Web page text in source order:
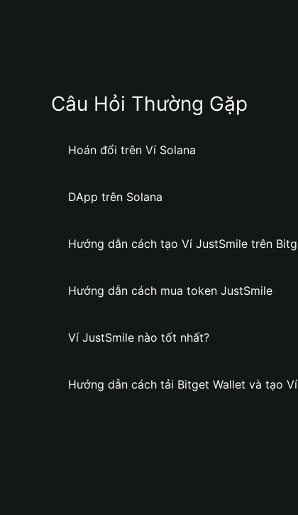
Câu Hỏi Thường Gặp
Hoán đổi trên Ví Solana
DApp trên Solana
Hướng dẫn cách tạo Ví JustSmile trên
Hướng dẫn cách mua token JustSmile
Ví JustSmile nào tốt nhất?
Hướng dẫn cách tải Bitget Wallet và tạo